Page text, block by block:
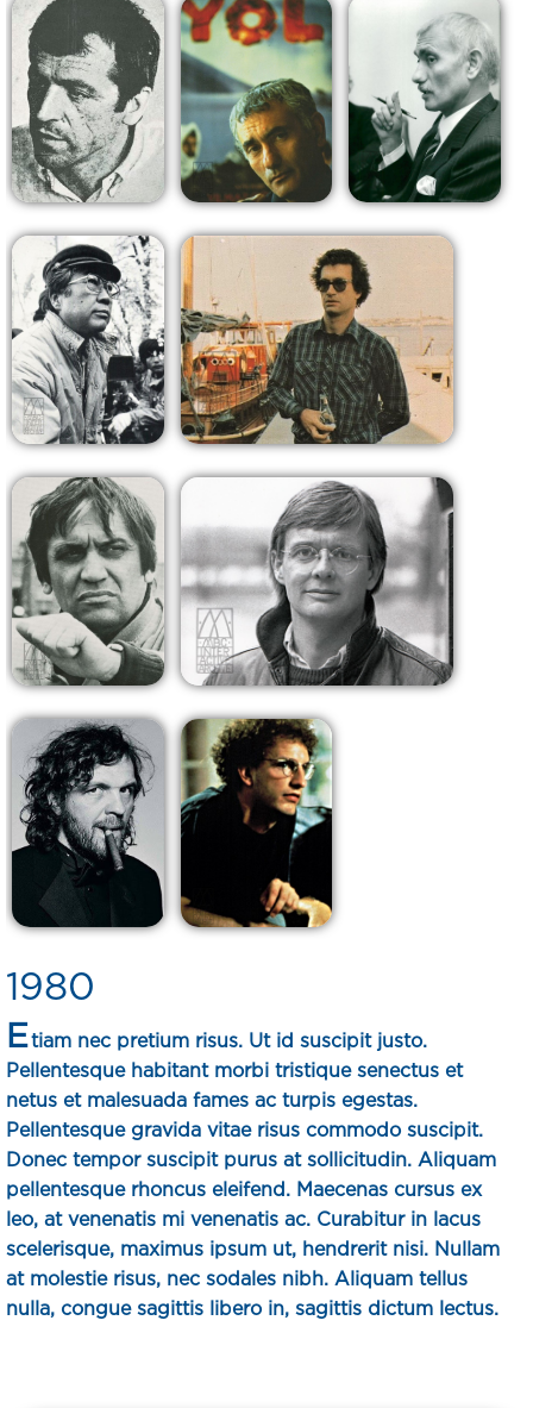
1980
Etiam nec pretium risus. Ut id suscipit justo.
Pellentesque habitant morbi tristique senectus et
netus et malesuada fames ac turpis egestas.
Pellentesque gravida vitae risus commodo suscipit.
Donec tempor suscipit purus at sollicitudin. Aliquam
pellentesque rhoncus eleifend. Maecenas cursus ex
leo, at venenatis mi venenatis ac. Curabitur in lacus
scelerisque, maximus ipsum ut, hendrerit nisi. Nullam
at molestie risus, nec sodales nibh. Aliquam tellus
nulla, congue sagittis libero in, sagittis dictum lectus.